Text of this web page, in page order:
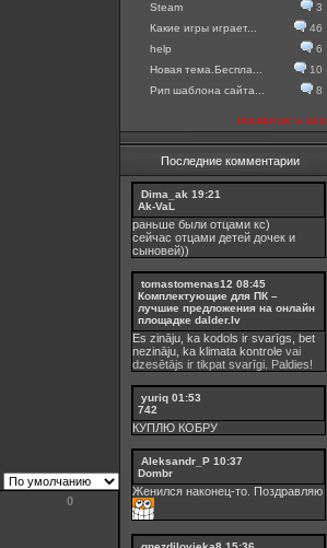
0
Steam
3
Какие игры играет...
46
help
6
Новая тема.Беспла...
10
Рип шаблона сайта...
8
посмотреть все
Последние комментарии
Dima_ak 19:21
Ak-VaL
раньше были отцами кс)
сейчас отцами детей дочек и
сыновей))
tomastomenas12 08:45
Комплектующие для ПК –
лучшие предложения на онлайн
площадке dalder.lv
Es zināju, ka kodols ir svarīgs, bet
nezināju, ka klimata kontrole vai
dzesētājs ir tikpat svarīgi. Paldies!
yuriq 01:53
742
КУПЛЮ КОБРУ
Aleksandr_P 10:37
Dombr
Женился наконец-то. Поздравляю